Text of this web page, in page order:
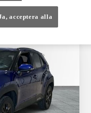
acceptera alla